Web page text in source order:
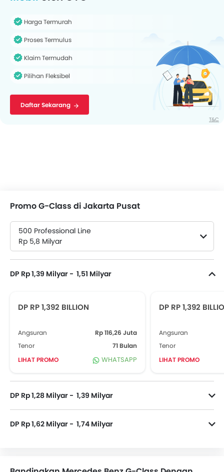
Harga Termurah
Proses Termulus
Klaim Termudah
Pilihan Fleksibel
Daftar Sekarang
T&C
Promo G-Class di Jakarta Pusat
500 Professional Line
Rp 5,8 Milyar
DP Rp 1,39 Milyar - 1,51 Milyar
DP RP 1,392 BILLION
Angsuran
Rp 116,26 Juta
Tenor
71 Bulan
LIHAT PROMO
WHATSAPP
DP RP 1,392
Angsuran
Tenor
LIHAT PROMO
DP Rp 1,28 Milyar - 1,39 Milyar
DP Rp 1,62 Milyar - 1,74 Milyar